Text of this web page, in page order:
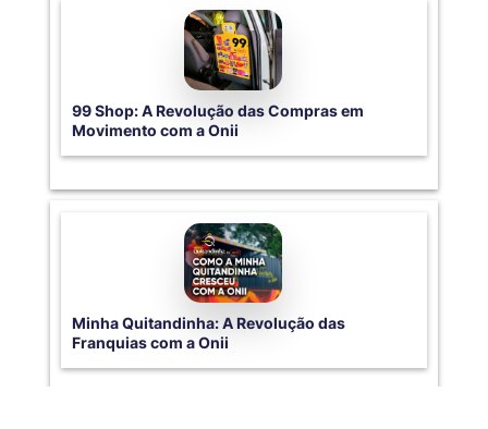
99 Shop: A Revolução das Compras em
Movimento com a Onii
Minha Quitandinha: A Revolução das
Franquias com a Onii